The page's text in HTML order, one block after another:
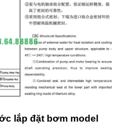
lắp đặt bơm model